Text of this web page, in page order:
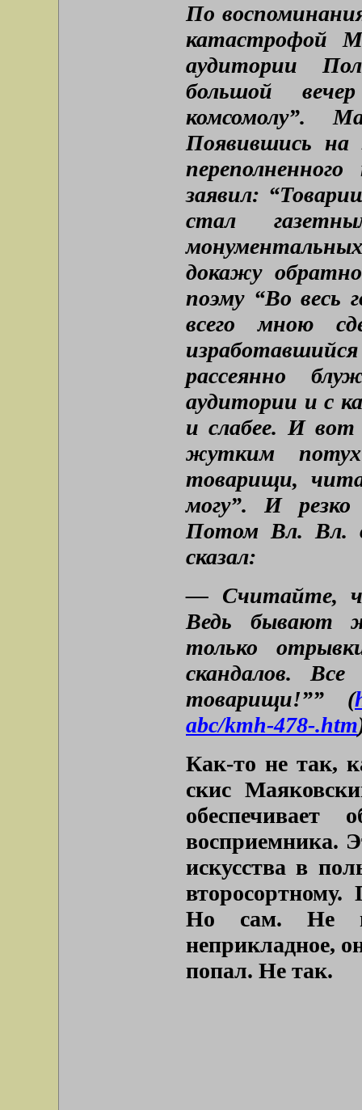
По
катастрофой
аудитории
большой
комсомолу”.
Появившись на
заявил:
стал
докажу
поэму “Во весь
всего мною
рассеянно
аудитории и с
и слабее. И вот
жутким
товарищи,
могу”. И резко
Потом Вл. Вл.
сказал:
— Считайте,
Ведь бывают
только
скандалов.
товарищи!”” (
abc/kmh-478-.htm
Как-то не так,
скис
обеспечивает
восприемника.
искусства в
Но сам. Не
неприкладное,
попал. Не так.